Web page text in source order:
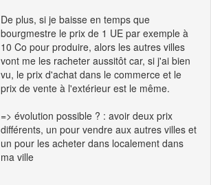
De plus, si je baisse en temps que
bourgmestre le prix de 1 UE par exemple à
10 Co pour produire, alors les autres villes
vont me les racheter aussitôt car, si j'ai bien
vu, le prix d'achat dans le commerce et le
prix de vente à l'extérieur est le même.
=> évolution possible ? : avoir deux prix
différents, un pour vendre aux autres villes et
un pour les acheter dans localement dans
ma ville